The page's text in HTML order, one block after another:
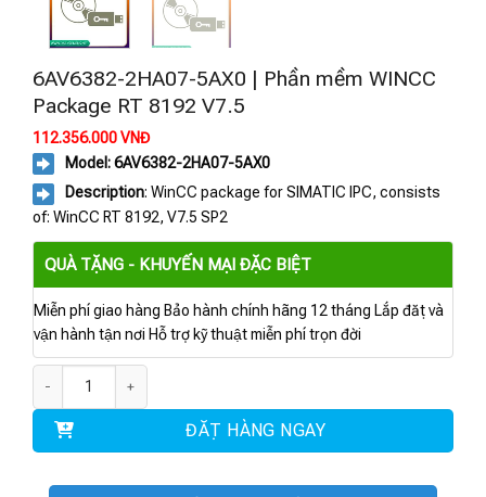
6AV6382-2HA07-5AX0 | Phần mềm WINCC
Package RT 8192 V7.5
112.356.000VNĐ
Model: 6AV6382-2HA07-5AX0
Description: WinCC package for SIMATIC IPC, consists
of: WinCC RT 8192, V7.5 SP2
QUÀ TẶNG - KHUYẾN MẠI ĐẶC BIỆT
Miễn phí giao hàng Bảo hành chính hãng 12 tháng Lắp đặt và
vận hành tận nơi Hỗ trợ kỹ thuật miễn phí trọn đời
ĐẶT HÀNG NGAY